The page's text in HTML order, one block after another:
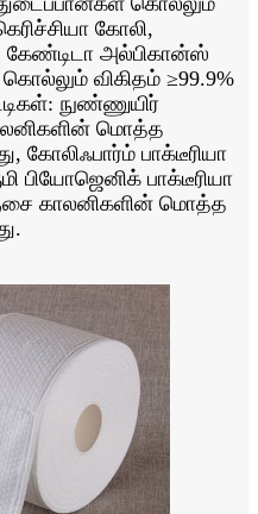
கோலி,
அல்பிகான்ஸ்
கொல்லும் விகிதம் ≥99.9%
நுண்ணுயிர்
மொத்த
பாக்டீரியா
பியோஜெனிக் பாக்டீரியா
காலனிகளின் மொத்த